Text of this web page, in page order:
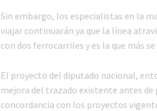
Sin embargo, los especialistas en la
viajar continuarán ya que la línea
con dos ferrocarriles y es la que más
El proyecto del diputado nacional,
mejora del trazado existente antes
concordancia con los proyectos